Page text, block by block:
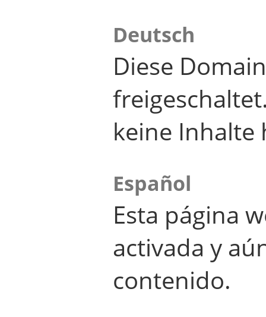
Deutsch
Diese
keine Inhalte
Español
Esta página
activada y
contenido.